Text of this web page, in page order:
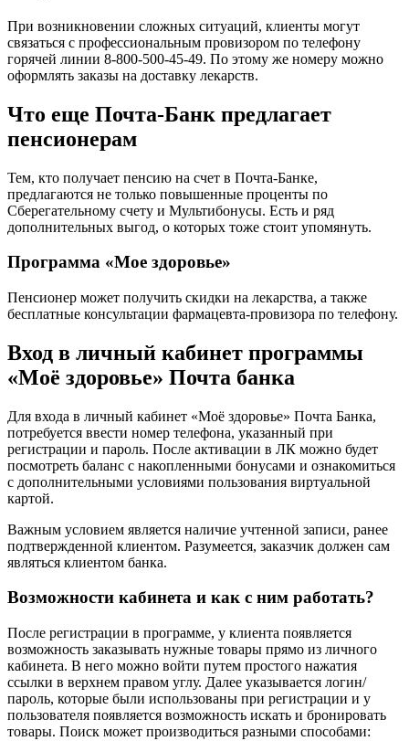
При возникновении сложных ситуаций, клиенты могут
связаться с профессиональным провизором по телефону
горячей линии 8-800-500-45-49. По этому же номеру можно
оформлять заказы на доставку лекарств.
Что еще Почта-Банк предлагает
пенсионерам
Тем, кто получает пенсию на счет в Почта-Банке,
предлагаются не только повышенные проценты по
Сберегательному счету и Мультибонусы. Есть и ряд
дополнительных выгод, о которых тоже стоит упомянуть.
Программа «Мое здоровье»
Пенсионер может получить скидки на лекарства, а также
бесплатные консультации фармацевта-провизора по телефону.
Вход в личный кабинет программы
«Моё здоровье» Почта банка
Для входа в личный кабинет «Моё здоровье» Почта Банка,
потребуется ввести номер телефона, указанный при
регистрации и пароль. После активации в ЛК можно будет
посмотреть баланс с накопленными бонусами и ознакомиться
с дополнительными условиями пользования виртуальной
картой.
Важным условием является наличие учтенной записи, ранее
подтвержденной клиентом. Разумеется, заказчик должен сам
являться клиентом банка.
Возможности кабинета и как с ним работать?
После регистрации в программе, у клиента появляется
возможность заказывать нужные товары прямо из личного
кабинета. В него можно войти путем простого нажатия
ссылки в верхнем правом углу. Далее указывается логин/
пароль, которые были использованы при регистрации и у
пользователя появляется возможность искать и бронировать
товары. Поиск может производиться разными способами: